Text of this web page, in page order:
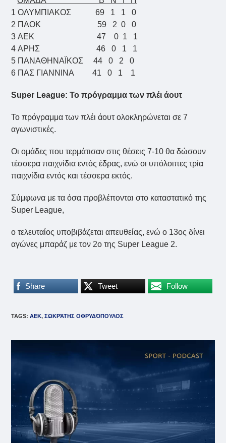
1 ΟΛΥΜΠΙΑΚΟΣ 69 1 1 0
2 ΠΑΟΚ 59 2 0 0
3 AEK 47 0 1 1
4 ΑΡΗΣ 46 0 1 1
5 ΠΑΝΑΘΗΝΑΪΚΟΣ 44 0 2 0
6 ΠΑΣ ΓΙΑΝΝΙΝΑ 41 0 1 1
Super League: Το πρόγραμμα των πλέι άουτ
Το πρόγραμμα των πλέι άουτ ολοκληρώνεται σε 7
αγωνιστικές.
Οι ομάδες που τερμάτισαν στις θέσεις 7-10 θα δώσουν
τέσσερα παιχνίδια εντός έδρας, ενώ οι υπόλοιπες τρία
παιχνίδια εντός και τέσσερα εκτός.
Σύμφωνα με τα όσα προβλέπονται στο καταστατικό της
Super League,
ο τελευταίος υποβιβάζεται απευθείας, ενώ ο 13ος δίνει
αγώνες μπαράζ με τον 2ο της Super League 2.
Share Tweet Follow
TAGS:ΑΕΚ, ΣΩΚΡΆΤΗΣ ΟΦΡΥΔΌΠΟΥΛΟΣ